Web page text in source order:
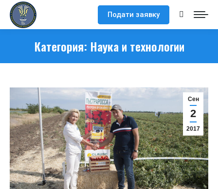
Подати заявку Поиск:
Категория: Наука и технологии
Сен
2
2017